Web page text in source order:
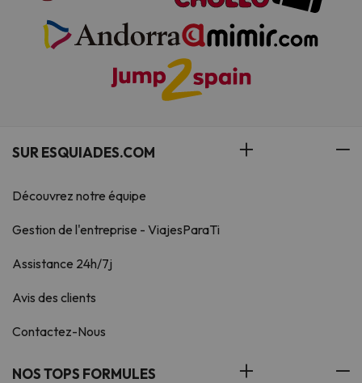
SUR ESQUIADES.COM
Découvrez notre équipe
Gestion de l'entreprise - ViajesParaTi
Assistance 24h/7j
Avis des clients
Contactez-Nous
NOS TOPS FORMULES